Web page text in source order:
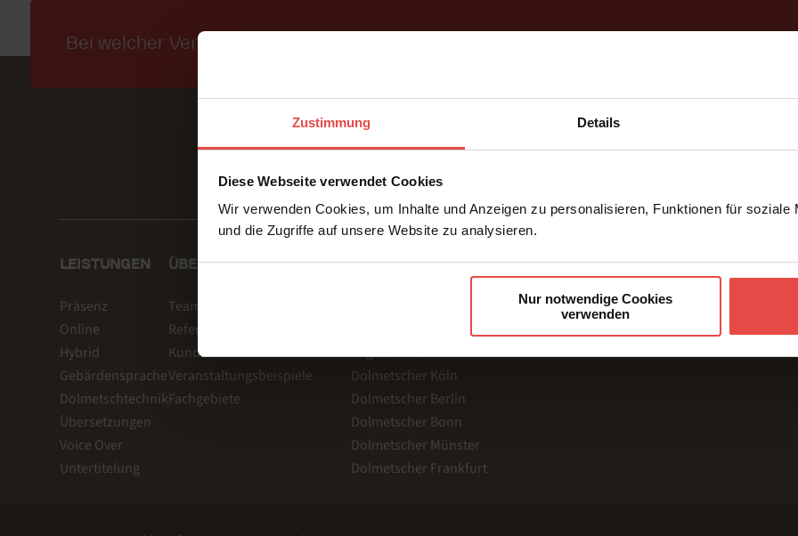
Zustimmung Details
Diese Webseite verwendet Cookies
Wir verwenden Cookies, um Inhalte und Anzeigen zu personalisieren, Funktionen für soziale
und die Zugriffe auf unsere Website zu analysieren.
Nur notwendige Cookies
verwenden
Bei welcher Veranstaltung können wir Sie unterstützen?
LEISTUNGEN
Präsenz
Online
Hybrid
Gebärdensprache
Dolmetschtechnik
Übersetzungen
Voice Over
Untertitelung
ÜBER UNS & REFERENZEN
Team
Referenzen
Kundenstimmen
Veranstaltungsbeispiele
Fachgebiete
WEITERE SEITEN
Englisch Dolmetscher
Dolmetscher Köln
Dolmetscher Berlin
Dolmetscher Bonn
Dolmetscher Münster
Dolmetscher Frankfurt